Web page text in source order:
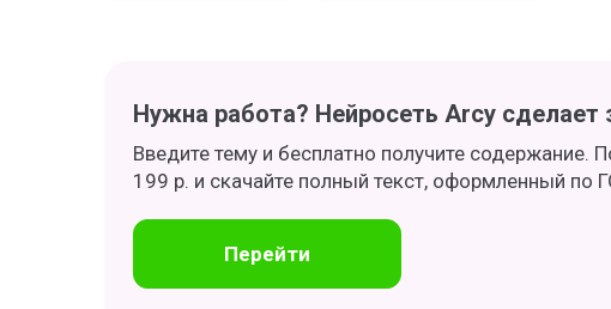
Нужна работа? Нейросеть Arcy сделает
Введите тему и бесплатно получите содержание.
199 р. и скачайте полный текст, оформленный по
Перейти